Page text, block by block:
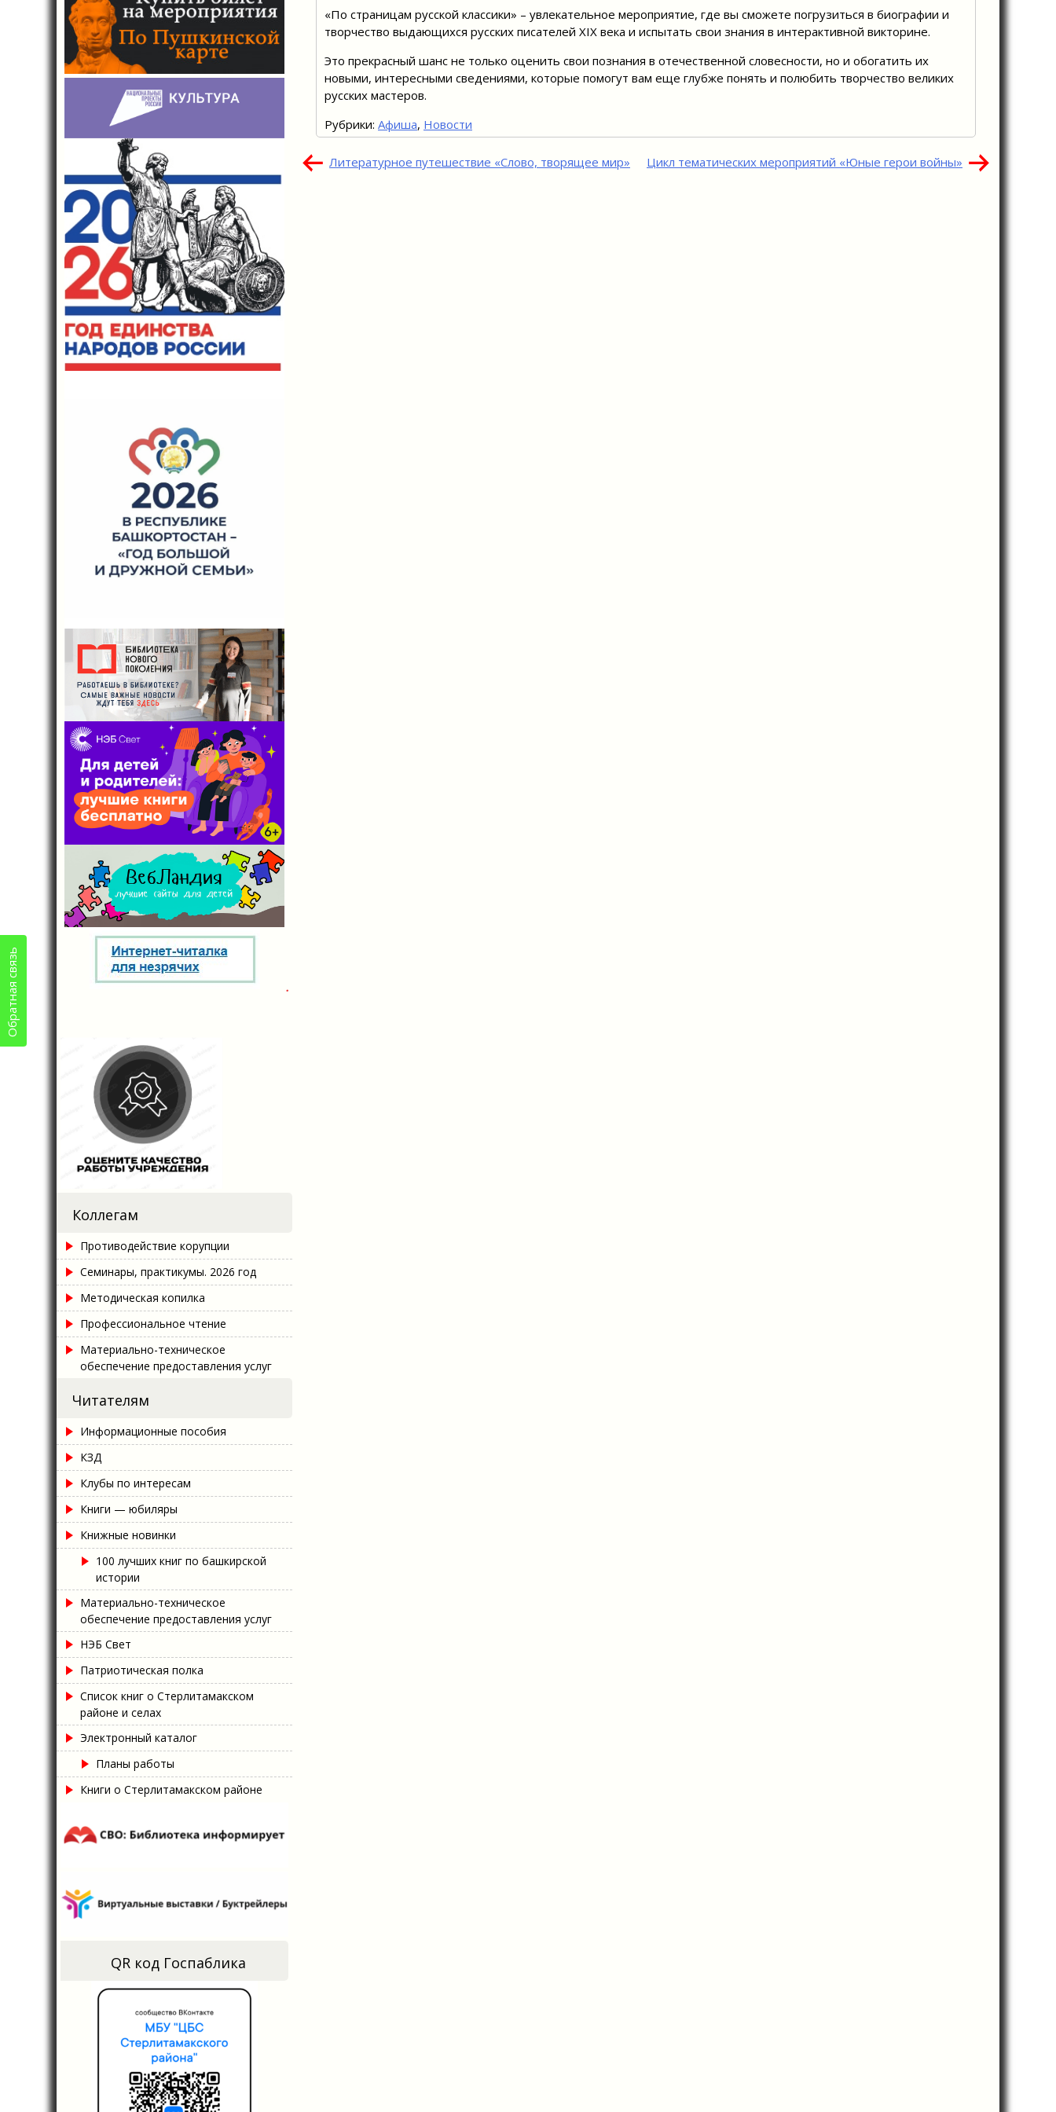
«По страницам русской классики» – увлекательное мероприятие, где вы сможете погрузиться в биографии и
творчество выдающихся русских писателей XIX века и испытать свои знания в интерактивной викторине.
Это прекрасный шанс не только оценить свои познания в отечественной словесности, но и обогатить их
новыми, интересными сведениями, которые помогут вам еще глубже понять и полюбить творчество великих
русских мастеров.
Рубрики: Афиша, Новости
Навигация
Литературное путешествие «Слово, творящее мир» Цикл тематических мероприятий «Юные герои войны»
Коллегам
Противодействие корупции
Семинары, практикумы. 2026 год
Методическая копилка
Профессиональное чтение
Материально-техническое
обеспечение предоставления услуг
Читателям
Информационные пособия
КЗД
Клубы по интересам
Книги — юбиляры
Книжные новинки
100 лучших книг по башкирской
истории
Материально-техническое
обеспечение предоставления услуг
НЭБ Свет
Патриотическая полка
Список книг о Стерлитамакском
районе и селах
Электронный каталог
Планы работы
Книги о Стерлитамакском районе
QR код Госпаблика
Обратная связь